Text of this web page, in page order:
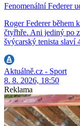
Fenomenální Federer
Roger Federer během
čtyřhře. Ani jediný po
švýcarský tenista slaví
Aktuálně.cz - Sport
8. 8. 2026, 18:50
Reklama